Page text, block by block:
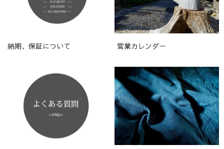
納期、保証について 営業カレンダー